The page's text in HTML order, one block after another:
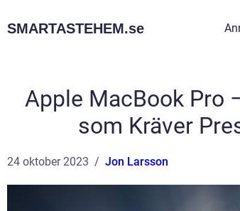
SMARTASTEHEM.se
Apple MacBook Pro
som Kräver
24 oktober 2023 Jon Larsson